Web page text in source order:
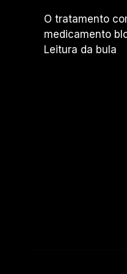
O tratamento
medicamento
Leitura da bula